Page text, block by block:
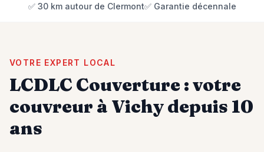
✅ 30 km autour de Clermont✅ Garantie décennale
VOTRE EXPERT LOCAL
LCDLC Couverture : votre
couvreur à Vichydepuis 10
ans